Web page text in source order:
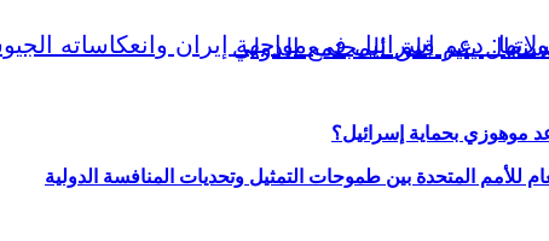
للأمم المتحدة بين طموحات التمثيل وتحديات المنافسة الدولية
موهوزي بحماية إسرائيل؟